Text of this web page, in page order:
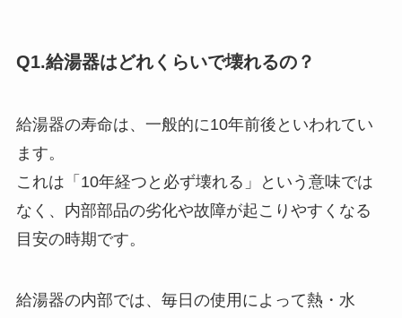
Q1.給湯器はどれくらいで壊れるの？
給湯器の寿命は、一般的に10年前後といわれてい
ます。
これは「10年経つと必ず壊れる」という意味では
なく、内部部品の劣化や故障が起こりやすくなる
目安の時期です。
給湯器の内部では、毎日の使用によって熱・水